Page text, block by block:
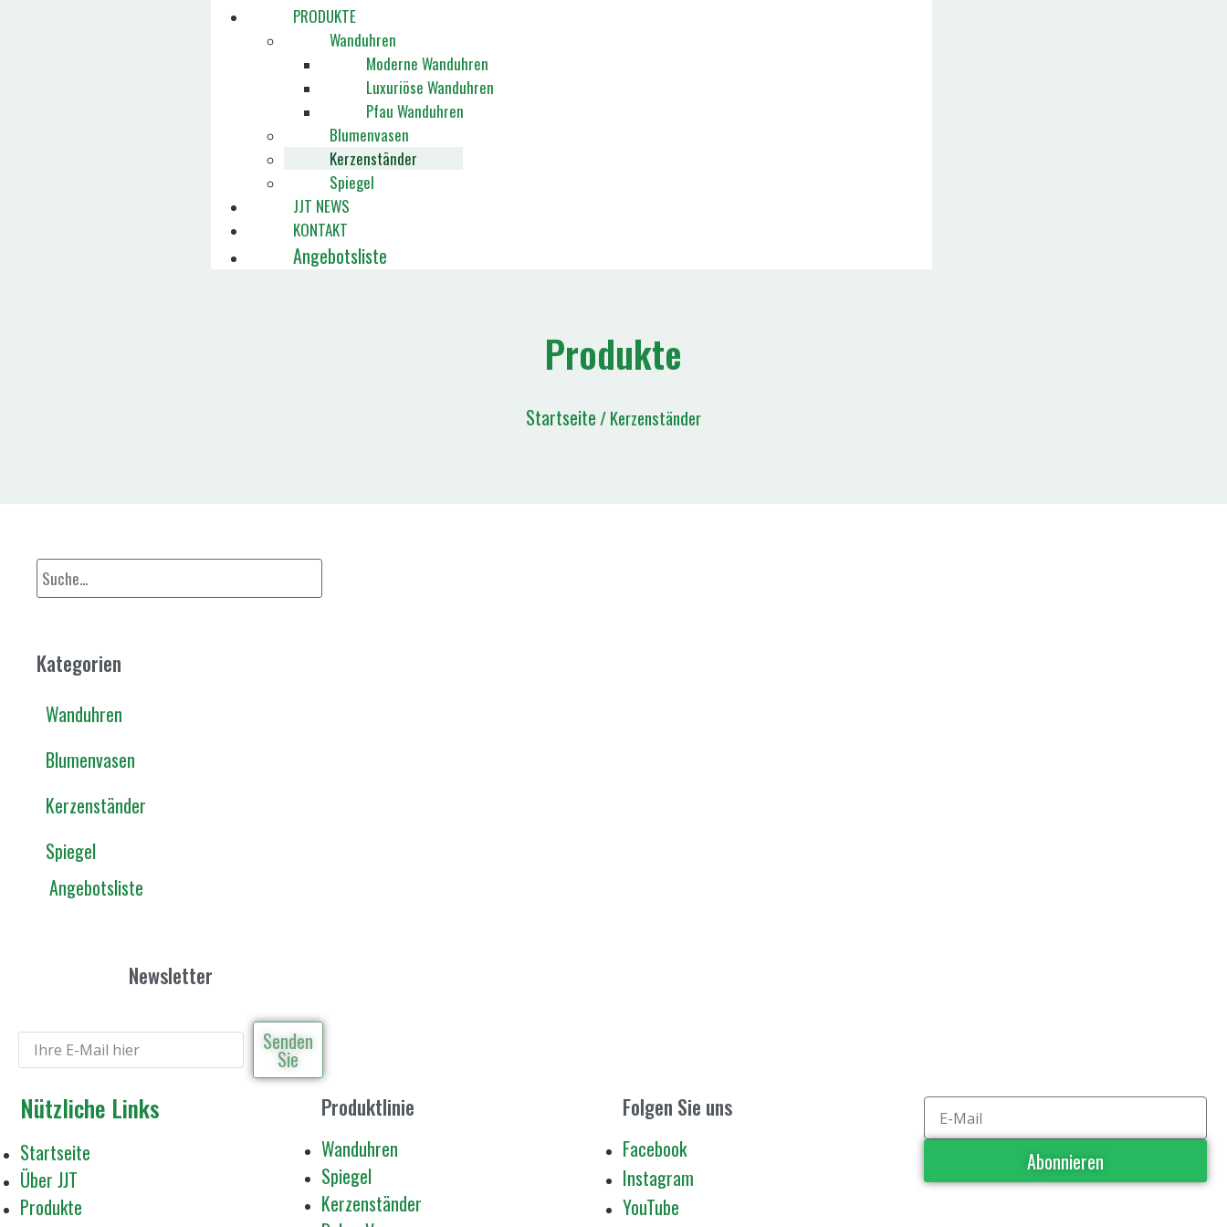
PRODUKTE
Wanduhren
Moderne Wanduhren
Luxuriöse Wanduhren
Pfau Wanduhren
Blumenvasen
Kerzenständer
Spiegel
JJT NEWS
KONTAKT
Angebotsliste
Produkte
Startseite / Kerzenständer
Kategorien
Wanduhren
Blumenvasen
Kerzenständer
Spiegel
Angebotsliste
Newsletter
Senden
Sie
Nützliche Links
Startseite
Über JJT
Produkte
Produktlinie
Wanduhren
Spiegel
Kerzenständer
Folgen Sie uns
Facebook
Instagram
YouTube
Abonnieren